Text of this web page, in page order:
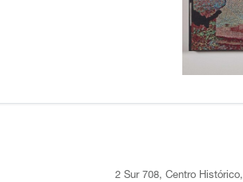
2 Sur 708, Centro Histórico,